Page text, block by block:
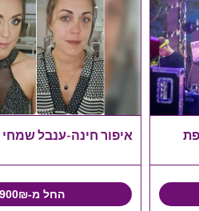
איפור חינה-ענבל שמחי
החל מ-900₪